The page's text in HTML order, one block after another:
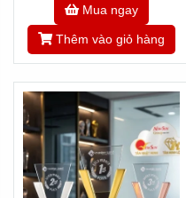
Mua ngay
Thêm vào giỏ hàng